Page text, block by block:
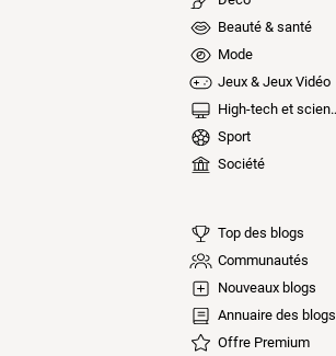
Beauté & santé
Mode
Jeux & Jeux Vidéo
High-tech et sciences
Sport
Société
Top des blogs
Communautés
Nouveaux blogs
Annuaire des blogs
Offre Premium